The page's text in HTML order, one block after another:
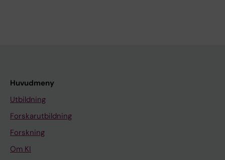
Huvudmeny
Utbildning
Forskarutbildning
Forskning
Om KI